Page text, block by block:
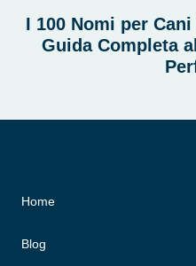
I 100 Nomi per
Guida Completa
Home
Blog